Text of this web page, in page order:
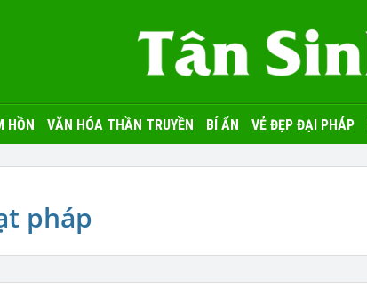
HỒN VĂN HÓA THẦN TRUYỀN BÍ ẨN VẺ ĐẸP ĐẠI PHÁP
pháp